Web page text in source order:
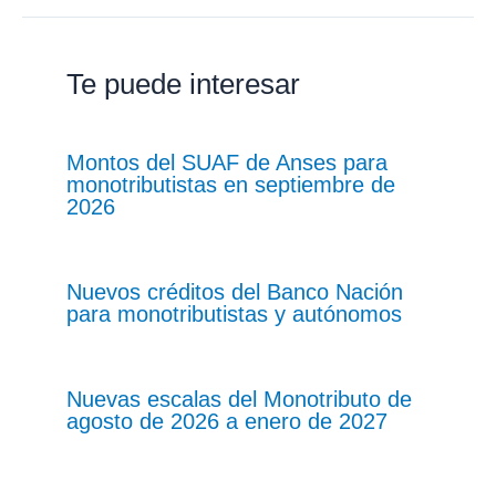
Te puede interesar
Montos del SUAF de Anses para
monotributistas en septiembre de
2026
Nuevos créditos del Banco Nación
para monotributistas y autónomos
Nuevas escalas del Monotributo de
agosto de 2026 a enero de 2027